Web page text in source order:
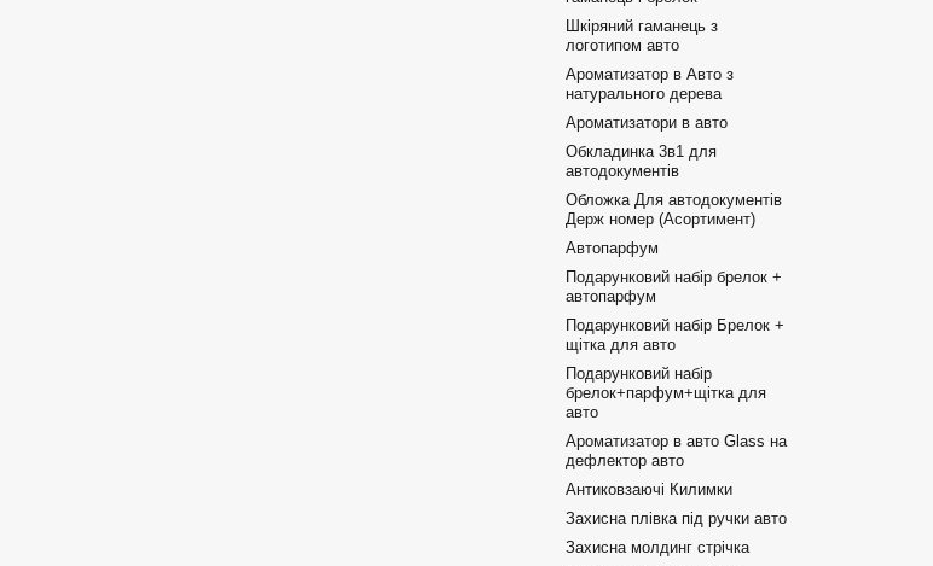
Шкіряний гаманець з
логотипом авто
Ароматизатор в Авто з
натурального дерева
Ароматизатори в авто
Обкладинка 3в1 для
автодокументів
Обложка Для автодокументів
Держ номер (Асортимент)
Автопарфум
Подарунковий набір брелок +
автопарфум
Подарунковий набір Брелок +
щітка для авто
Подарунковий набір
брелок+парфум+щітка для
авто
Ароматизатор в авто Glass на
дефлектор авто
Антиковзаючі Килимки
Захисна плівка під ручки авто
Захисна молдинг стрічка